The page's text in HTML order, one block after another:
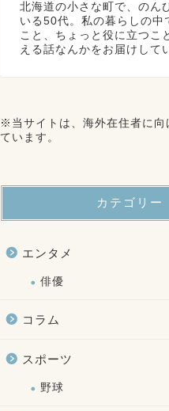
北海道の小さな町で、のん
いる50代。私の暮らしの中
こと、ちょっと役に立つこ
える話なんかをお届けして
※当サイトは、海外在住者に向
ています。
カテゴリー
エンタメ
俳優
コラム
スポーツ
野球